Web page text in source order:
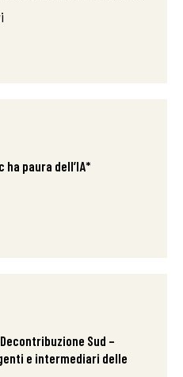
ha paura dell’IA*
Sud –
e intermediari delle